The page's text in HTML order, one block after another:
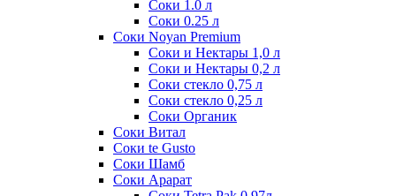
Соки 1.0 л
Соки 0.25 л
Соки Noyan Premium
Соки и Нектары 1,0 л
Соки и Нектары 0,2 л
Соки стекло 0,75 л
Соки стекло 0,25 л
Соки Органик
Соки Витал
Соки te Gusto
Соки Шамб
Соки Арарат